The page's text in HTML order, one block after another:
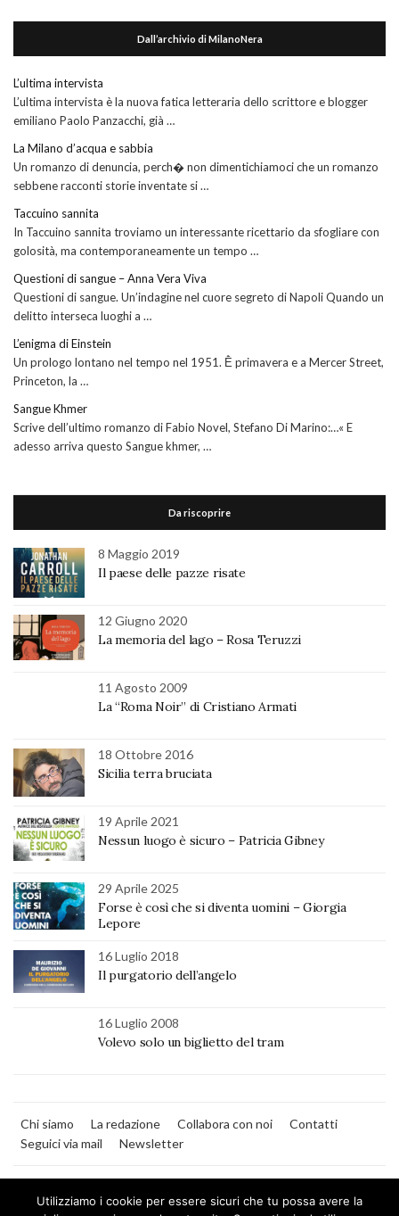
Dall’archivio di MilanoNera
L’ultima intervista
L’ultima intervista è la nuova fatica letteraria dello scrittore e blogger
emiliano Paolo Panzacchi, già …
La Milano d’acqua e sabbia
Un romanzo di denuncia, perch� non dimentichiamoci che un romanzo
sebbene racconti storie inventate si …
Taccuino sannita
In Taccuino sannita troviamo un interessante ricettario da sfogliare con
golosità, ma contemporaneamente un tempo …
Questioni di sangue – Anna Vera Viva
Questioni di sangue. Un’indagine nel cuore segreto di Napoli Quando un
delitto interseca luoghi a …
L’enigma di Einstein
Un prologo lontano nel tempo nel 1951. Ḕ primavera e a Mercer Street,
Princeton, la …
Sangue Khmer
Scrive dell’ultimo romanzo di Fabio Novel, Stefano Di Marino:…« E
adesso arriva questo Sangue khmer, …
Da riscoprire
8 Maggio 2019
Il paese delle pazze risate
12 Giugno 2020
La memoria del lago – Rosa Teruzzi
11 Agosto 2009
La “Roma Noir” di Cristiano Armati
18 Ottobre 2016
Sicilia terra bruciata
19 Aprile 2021
Nessun luogo è sicuro – Patricia Gibney
29 Aprile 2025
Forse è così che si diventa uomini – Giorgia
Lepore
16 Luglio 2018
Il purgatorio dell’angelo
16 Luglio 2008
Volevo solo un biglietto del tram
Chi siamo La redazione Collabora con noi
Contatti
Seguici via mail
Newsletter
Utilizziamo i cookie per essere sicuri che tu possa avere la